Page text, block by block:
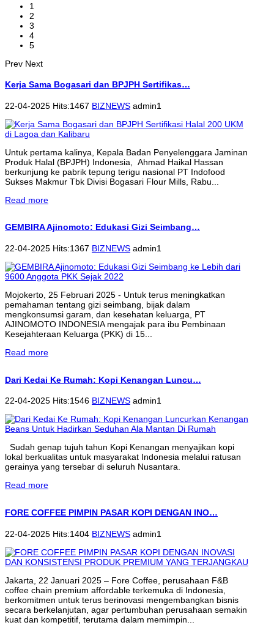
1
2
3
4
5
Prev Next
Kerja Sama Bogasari dan BPJPH Sertifikas…
22-04-2025 Hits:1467 BIZNEWS admin1
Untuk pertama kalinya, Kepala Badan Penyelenggara Jaminan
Produk Halal (BPJPH) Indonesia, Ahmad Haikal Hassan
berkunjung ke pabrik tepung terigu nasional PT Indofood
Sukses Makmur Tbk Divisi Bogasari Flour Mills, Rabu...
Read more
GEMBIRA Ajinomoto: Edukasi Gizi Seimbang…
22-04-2025 Hits:1367 BIZNEWS admin1
Mojokerto, 25 Februari 2025 - Untuk terus meningkatkan
pemahaman tentang gizi seimbang, bijak dalam
mengkonsumsi garam, dan kesehatan keluarga, PT
AJINOMOTO INDONESIA mengajak para ibu Pembinaan
Kesejahteraan Keluarga (PKK) di 15...
Read more
Dari Kedai Ke Rumah: Kopi Kenangan Luncu…
22-04-2025 Hits:1546 BIZNEWS admin1
Sudah genap tujuh tahun Kopi Kenangan menyajikan kopi
lokal berkualitas untuk masyarakat Indonesia melalui ratusan
gerainya yang tersebar di seluruh Nusantara.
Read more
FORE COFFEE PIMPIN PASAR KOPI DENGAN INO…
22-04-2025 Hits:1404 BIZNEWS admin1
Jakarta, 22 Januari 2025 – Fore Coffee, perusahaan F&B
coffee chain premium affordable terkemuka di Indonesia,
berkomitmen untuk terus berinovasi mengembangkan bisnis
secara berkelanjutan, agar pertumbuhan perusahaan semakin
kuat dan kompetitif, terutama dalam memimpin...